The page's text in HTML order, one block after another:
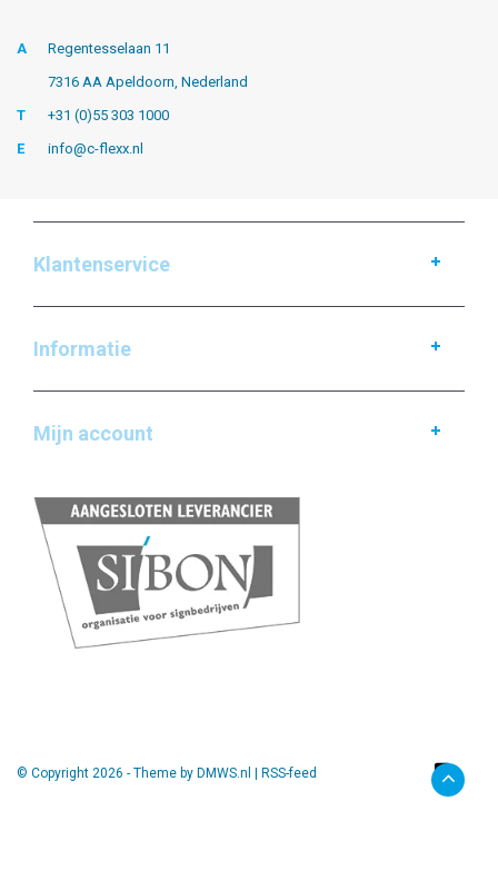
A
Regentesselaan 11
7316 AA Apeldoorn, Nederland
T
+31 (0)55 303 1000
E
info@c-flexx.nl
Klantenservice
Informatie
Mijn account
© Copyright 2026 - Theme by DMWS.nl RSS-feed